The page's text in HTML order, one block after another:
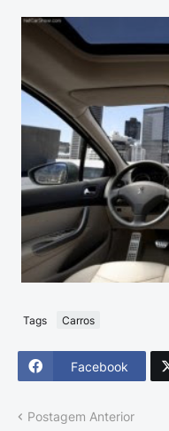
Tags Carros
Facebook
Postagem Anterior